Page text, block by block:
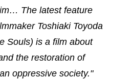
The latest feature
Toshiaki Toyoda
Souls) is a film about
the restoration of
oppressive society."